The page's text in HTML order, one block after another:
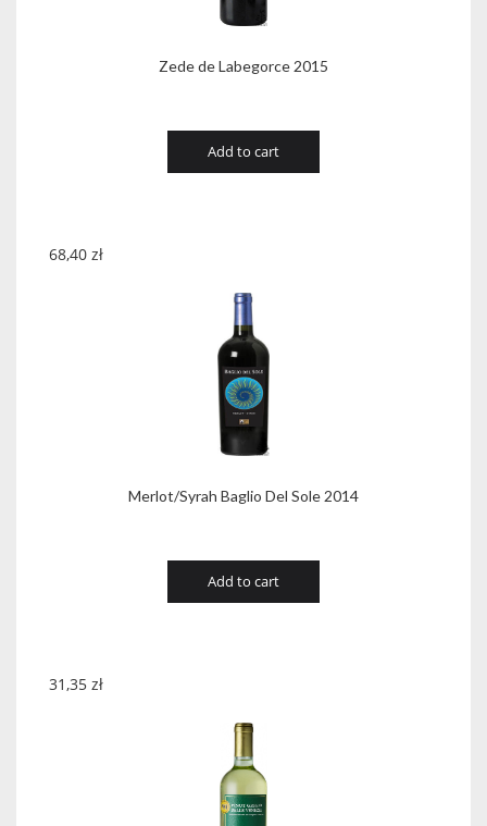
Zede de Labegorce 2015
Add to cart
Merlot/Syrah Baglio Del Sole 2014
68,40 zł
Add to cart
31,35 zł